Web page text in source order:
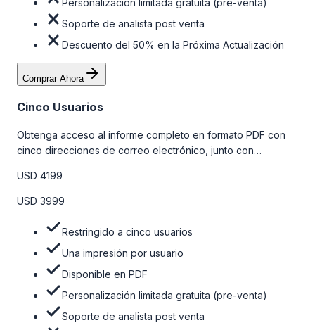
Personalización limitada gratuita (pre-venta)
Soporte de analista post venta
Descuento del 50% en la Próxima Actualización
Comprar Ahora
Cinco Usuarios
Obtenga acceso al informe completo en formato PDF con
cinco direcciones de correo electrónico, junto con
venta y el soporte post-venta de nuestros analistas. Para
obtener más información, consulte la tabla de precios a
USD 4199
USD 3999
Restringido a cinco usuarios
Una impresión por usuario
Disponible en PDF
Personalización limitada gratuita (pre-venta)
Soporte de analista post venta